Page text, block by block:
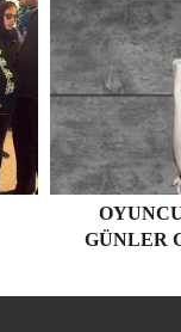
GÜNLER